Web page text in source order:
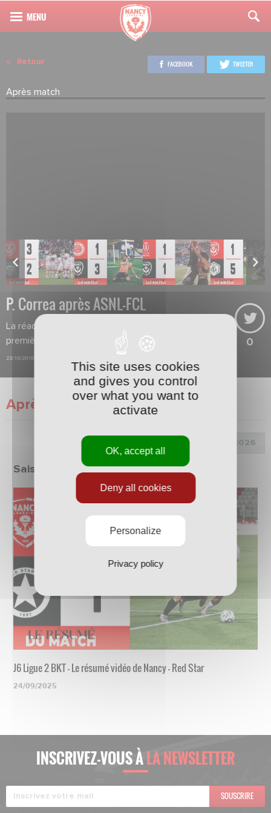
Retour
Après match
FACEBOOK TWEETER
P. Correa après ASNL-FCL
La réaction de Pablo Correa après la
première victoire de la saison à Picot.
23/10/2010
0
Après match
Choix de la saison :
Saison 2025/2026
J6 Ligue 2 BKT - Le résumé vidéo de Nancy - Red Star
24/09/2025
INSCRIVEZ-VOUS ÀLA NEWSLETTER
SOUSCRIRE
This site uses cookies
and gives you control
over what you want to
activate
OK, accept all
Deny all cookies
Personalize
Privacy policy